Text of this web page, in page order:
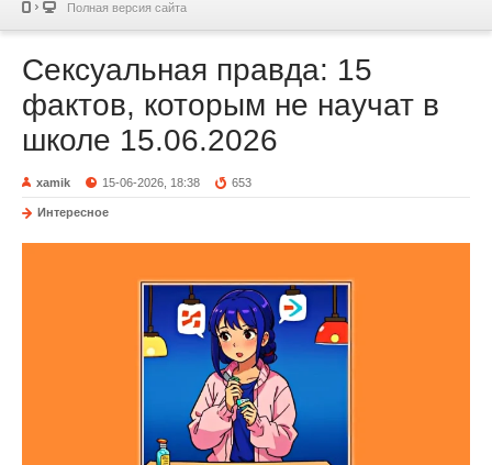
Полная версия сайта
Сексуальная правда: 15
фактов, которым не научат в
школе 15.06.2026
xamik 15-06-2026, 18:38 653
Интересное